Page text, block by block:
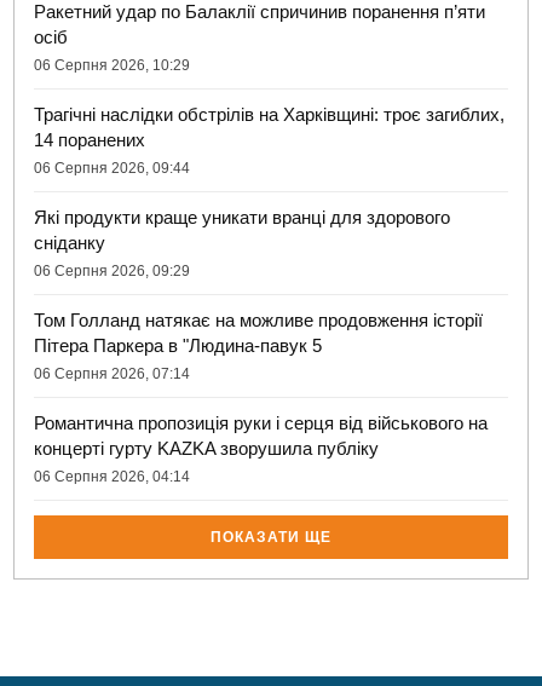
Ракетний удар по Балаклії спричинив поранення п’яти
осіб
06 Серпня 2026, 10:29
Трагічні наслідки обстрілів на Харківщині: троє загиблих,
14 поранених
06 Серпня 2026, 09:44
Які продукти краще уникати вранці для здорового
сніданку
06 Серпня 2026, 09:29
Том Голланд натякає на можливе продовження історії
Пітера Паркера в "Людина-павук 5
06 Серпня 2026, 07:14
Романтична пропозиція руки і серця від військового на
концерті гурту KAZKA зворушила публіку
06 Серпня 2026, 04:14
ПОКАЗАТИ ЩЕ